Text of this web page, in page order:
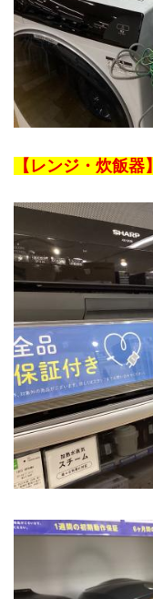
【レンジ・炊飯器】